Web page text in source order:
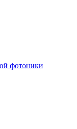
фотоники